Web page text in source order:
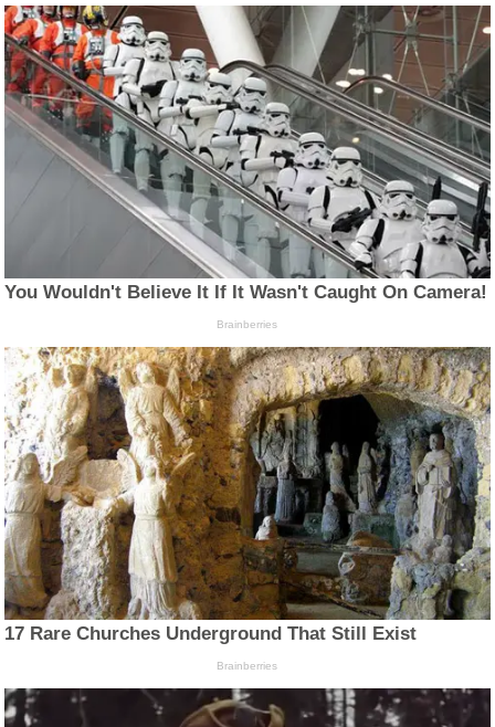
You Wouldn't Believe It If It Wasn't Caught On Camera!
Brainberries
17 Rare Churches Underground That Still Exist
Brainberries